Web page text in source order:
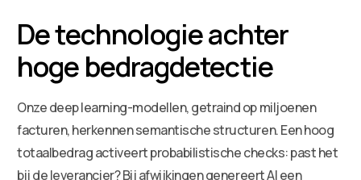
De technologie achter
hoge bedragdetectie
Onze deep learning-modellen, getraind op miljoenen
facturen, herkennen semantische structuren. Een hoog
totaalbedrag activeert probabilistische checks: past het
bij de leverancier? Bij afwijkingen genereert AI een